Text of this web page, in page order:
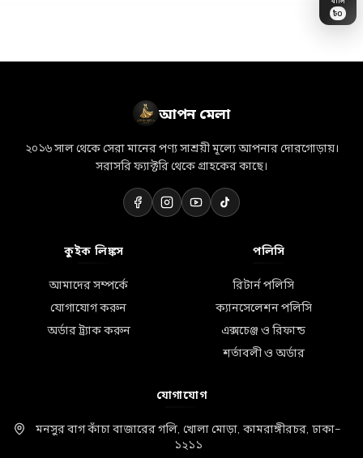
🎁
🏷️
💐
আপন মেলা
২০১৬ সাল থেকে সেরা মানের পণ্য সাশ্রয়ী মূল্যে আপনার দোরগোড়ায়।
সরাসরি ফ্যাক্টরি থেকে গ্রাহকের কাছে।
কুইক লিঙ্কস
আমাদের সম্পর্কে
যোগাযোগ করুন
অর্ডার ট্র্যাক করুন
পলিসি
রিটার্ন পলিসি
ক্যানসেলেশন পলিসি
এক্সচেঞ্জ ও রিফান্ড
শর্তাবলী ও অর্ডার
যোগাযোগ
মনসুর বাগ কাঁচা বাজারের গলি, খোলা মোড়া, কামরাঙ্গীরচর, ঢাকা–
১২১১
৳0